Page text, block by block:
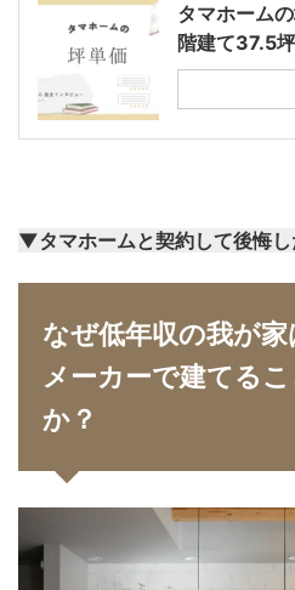
タマホーム
階建て37.5
▼タマホームと契約して後悔し
なぜ低年収の我が
メーカーで建てる
か？